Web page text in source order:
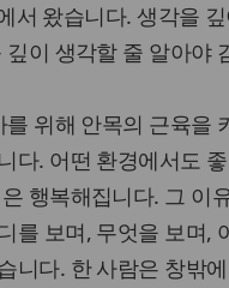
서 왔습니다. 생각을
이 생각할 줄 알아야
를 위해 안목의 근육을
다. 어떤 환경에서도
행복해집니다. 그 이
를 보며, 무엇을 보며,
니다. 한 사람은 창밖